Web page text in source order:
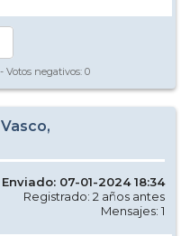
- Votos negativos: 0
Enviado: 07-01-2024 18:34
Registrado: 2 años antes
Mensajes: 1